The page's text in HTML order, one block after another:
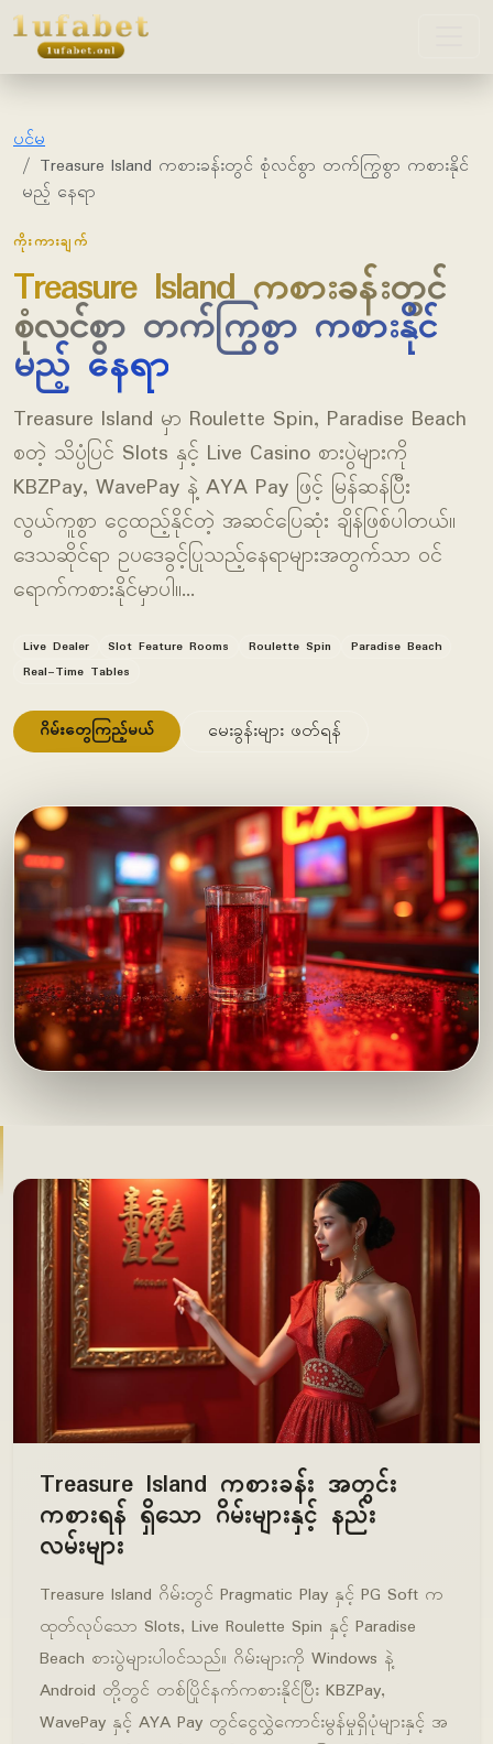
1ufabet
ပင်မ
Treasure Island ကစားခန်းတွင် စုံလင်စွာ တက်ကြွစွာ ကစားနိုင်
မည့် နေရာ
ကိုးကားချက်
Treasure Island ကစားခန်းတွင်
စုံလင်စွာ တက်ကြွစွာ ကစားနိုင်
မည့် နေရာ
Treasure Island မှာ Roulette Spin, Paradise Beach
စတဲ့ သိပ္ပံပြင် Slots နှင့် Live Casino စားပွဲများကို
KBZPay, WavePay နဲ့ AYA Pay ဖြင့် မြန်ဆန်ပြီး
လွယ်ကူစွာ ငွေထည့်နိုင်တဲ့ အဆင်ပြေဆုံး ချိန်ဖြစ်ပါတယ်။
ဒေသဆိုင်ရာ ဥပဒေခွင့်ပြုသည့်နေရာများအတွက်သာ ဝင်
ရောက်ကစားနိုင်မှာပါ။…
Live Dealer Slot Feature Rooms Roulette Spin
Paradise Beach
Real-Time Tables
ဂိမ်းတွေကြည့်မယ် မေးခွန်းများ ဖတ်ရန်
Treasure Island ကစားခန်း အတွင်း
ကစားရန် ရှိသော ဂိမ်းများနှင့် နည်း
လမ်းများ
Treasure Island ဂိမ်းတွင် Pragmatic Play နှင့် PG Soft က
ထုတ်လုပ်သော Slots, Live Roulette Spin နှင့် Paradise
Beach စားပွဲများပါဝင်သည်။ ဂိမ်းများကို Windows နဲ့
Android တို့တွင် တစ်ပြိုင်နက်ကစားနိုင်ပြီး KBZPay,
WavePay နှင့် AYA Pay တွင်ငွေလွှဲကောင်းမွန်မှုရှိပုံများနှင့် အ